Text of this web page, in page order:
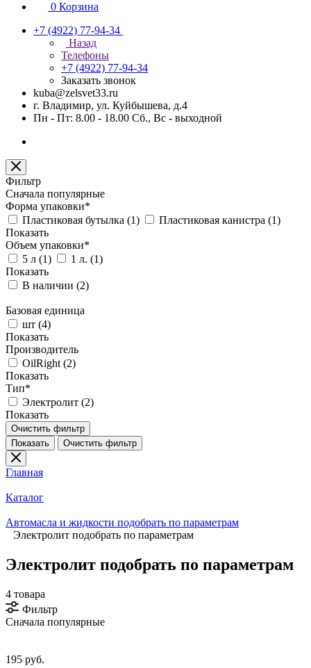
0 Корзина
+7 (4922) 77-94-34
Назад
Телефоны
+7 (4922) 77-94-34
Заказать звонок
kuba@zelsvet33.ru
г. Владимир, ул. Куйбышева, д.4
Пн - Пт: 8.00 - 18.00 Сб., Вс - выходной
Фильтр
Сначала популярные
Форма упаковки*
Пластиковая бутылка (1) Пластиковая канистра (1)
Показать
Объем упаковки*
5 л (1) 1 л. (1)
Показать
В наличии (2)
Базовая единица
шт (4)
Показать
Производитель
OilRight (2)
Показать
Тип*
Электролит (2)
Показать
Очистить фильтр
Показать
Очистить фильтр
Главная
Каталог
Автомасла и жидкости подобрать по параметрам
Электролит подобрать по параметрам
Электролит подобрать по параметрам
4 товара
Фильтр
Сначала популярные
195 руб.